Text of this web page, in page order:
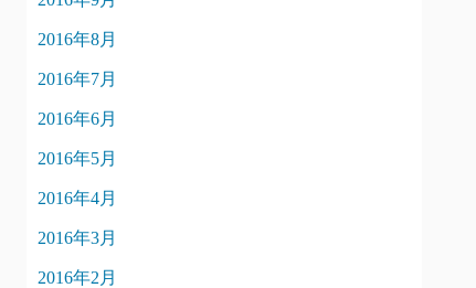
2016年8月
2016年7月
2016年6月
2016年5月
2016年4月
2016年3月
2016年2月